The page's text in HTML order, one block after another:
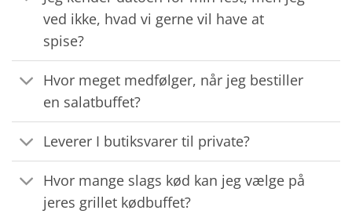
ved ikke, hvad vi gerne vil have at
spise?
Hvor meget medfølger, når jeg bestiller
en salatbuffet?
Leverer I butiksvarer til private?
Hvor mange slags kød kan jeg vælge på
jeres grillet kødbuffet?